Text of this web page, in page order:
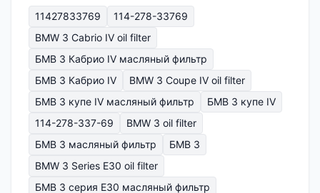
11427833769
114-278-33769
BMW 3 Cabrio IV oil filter
БМВ 3 Кабрио IV масляный фильтр
БМВ 3 Кабрио IV
BMW 3 Coupe IV oil filter
БМВ 3 купе IV масляный фильтр
БМВ 3 купе IV
114-278-337-69
BMW 3 oil filter
БМВ 3 масляный фильтр
БМВ 3
BMW 3 Series E30 oil filter
БМВ 3 серия Е30 масляный фильтр